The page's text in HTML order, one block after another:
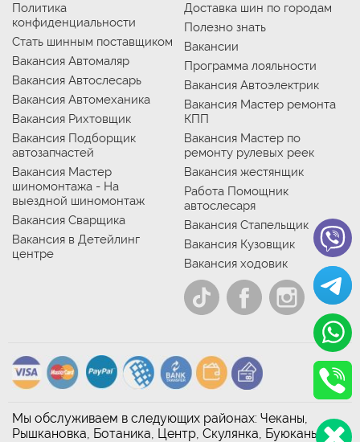
Политика
конфиденциальности
Стать шинным поставщиком
Вакансия Автомаляр
Вакансия Автослесарь
Вакансия Автомеханика
Вакансия Рихтовщик
Вакансия Подборщик
автозапчастей
Вакансия Мастер
шиномонтажа - На
выездной шиномонтаж
Вакансия Сварщика
Вакансия в Детейлинг
центре
Доставка шин по городам
Полезно знать
Вакансии
Программа лояльности
Вакансия Автоэлектрик
Вакансия Мастер ремонта
КПП
Вакансия Мастер по
ремонту рулевых реек
Вакансия жестянщик
Работа Помощник
автослесаря
Вакансия Стапельщик
Вакансия Кузовщик
Вакансия ходовик
Мы обслуживаем в следующих районах: Чеканы,
Рышкановка, Ботаника, Центр, Скулянка, Буюканы